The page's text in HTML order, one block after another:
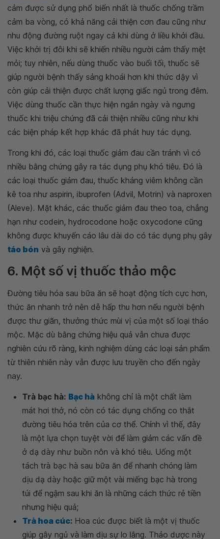
cảm được sử dụng phổ biến nhất là thuốc chống trầm
cảm ba vòng, có khả năng cải thiện cơn đau cũng như
nhu động đường ruột ngay cả khi dùng ở liều khởi đầu.
Việc khởi trị đôi khi sẽ khiến nhiều người cảm thấy mệt
mỏi; tuy nhiên, nếu dùng thuốc vào buổi tối, thuốc sẽ
giúp người bệnh thấy sảng khoái hơn khi thức dậy vì
còn giúp cải thiện được chất lượng giấc ngủ trong đêm.
Việc dùng thuốc cần thực hiện ngắn ngày và ngưng
thuốc khi triệu chứng đã cải thiện nhiều cũng như khi
các biện pháp kết hợp khác đã phát huy tác dụng.
Trong khi đó, các loại thuốc giảm đau cần tránh vì có
nhiều bằng chứng gây ra tác dụng phụ khó tiêu. Đó là
các loại thuốc giảm đau, thuốc kháng viêm không cần
kê toa như aspirin, ibuprofen (Advil, Motrin) và naproxen
(Aleve). Mặt khác, các thuốc giảm đau theo toa, chẳng
hạn như codein, hydrocodone hoặc oxycodone cũng
không được khuyến cáo lâu dài do có tác dụng phụ gây
táo bón và gây nghiện.
6. Một số vị thuốc thảo mộc
Đường tiêu hóa sau bữa ăn sẽ hoạt động tích cực hơn,
thức ăn nhanh trở nên dễ hấp thu hơn nếu người bệnh
được thư giãn, thưởng thức mùi vị của một số loại thảo
mộc. Mặc dù bằng chứng hiệu quả vẫn chưa được
nghiên cứu rõ ràng, kinh nghiệm dùng các loại sản phẩm
từ thiên nhiên này vẫn được lưu truyền cho đến ngày
nay.
Trà bạc hà: Bạc hà không chỉ là một chất làm
mát hơi thở, nó còn có tác dụng chống co thắt
đường tiêu hóa trên của cơ thể. Chính vì thế, đây
là một lựa chọn tuyệt vời để làm giảm các vấn đề
ở dạ dày như buồn nôn và khó tiêu. Uống một
tách trà bạc hà sau bữa ăn để nhanh chóng làm
dịu dạ dày hoặc giữ một vài miếng bạc hà trong
túi để ngậm sau khi ăn là những cách thức rẻ tiền
nhưng hiệu quả;
Trà hoa cúc: Hoa cúc được biết là một vị thuốc
giúp gây ngủ và làm dịu sự lo lắng. Thảo dược này